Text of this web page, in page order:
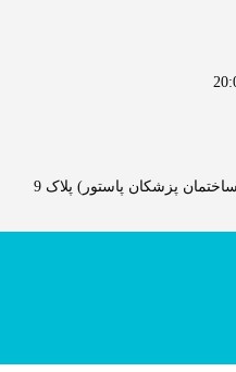
پزشکان پاستور) پلاک 9